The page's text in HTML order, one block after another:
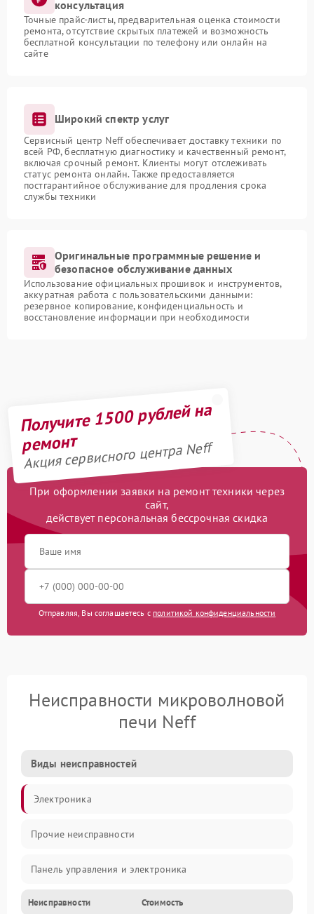
консультация
Точные прайс-листы, предварительная оценка стоимости
ремонта, отсутствие скрытых платежей и возможность
бесплатной консультации по телефону или онлайн на
сайте
Широкий спектр услуг
Сервисный центр Neff обеспечивает доставку техники по
всей РФ, бесплатную диагностику и качественный ремонт,
включая срочный ремонт. Клиенты могут отслеживать
статус ремонта онлайн. Также предоставляется
постгарантийное обслуживание для продления срока
службы техники
Оригинальные программные решение и
безопасное обслуживание данных
Использование официальных прошивок и инструментов,
аккуратная работа с пользовательскими данными:
резервное копирование, конфиденциальность и
восстановление информации при необходимости
Получите 1500 рублей на
ремонт
Акция сервисного центра Neff
При оформлении заявки на ремонт техники через
сайт,
действует персональная бессрочная скидка
Отправляя, Вы соглашаетесь с политикой конфиденциальности
Неисправности микроволновой
печи Neff
Виды неисправностей
Электроника
Прочие неисправности
Панель управления и электроника
Дверца и корпус
Неисправности Стоимость